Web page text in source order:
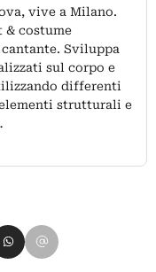
vive a Milano.
& costume
Sviluppa
sul corpo e
differenti
strutturali e
LinkedIn
su Pinterest
su WhatsApp
Condividi su Email